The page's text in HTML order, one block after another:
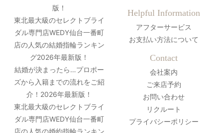
版！
東北最大級のセレクトブライ
ダル専門店WEDY仙台一番町
店の人気の結婚指輪ランキン
グ2026年最新版！
結婚が決まったら…プロポー
ズから入籍までの流れをご紹
介！2026年最新版！
東北最大級のセレクトブライ
ダル専門店WEDY仙台一番町
店の人気の婚約指輪ランキン
Helpful Information
アフターサービス
お支払い方法について
Contact
会社案内
ご来店予約
お問い合わせ
リクルート
プライバシーポリシー